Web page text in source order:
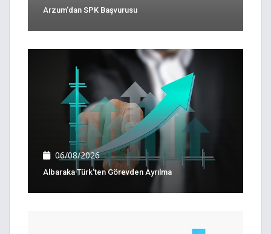
Arzum'dan SPK Başvurusu
06/08/2026
Albaraka Türk'ten Görevden Ayrılma